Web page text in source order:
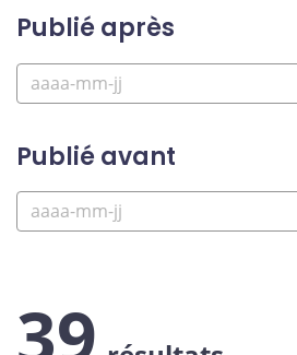
Publié après
Publié avant